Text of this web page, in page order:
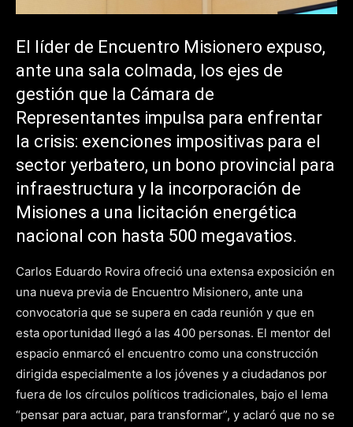
El líder de Encuentro Misionero expuso,
ante una sala colmada, los ejes de
gestión que la Cámara de
Representantes impulsa para enfrentar
la crisis: exenciones impositivas para el
sector yerbatero, un bono provincial para
infraestructura y la incorporación de
Misiones a una licitación energética
nacional con hasta 500 megavatios.
Carlos Eduardo Rovira ofreció una extensa exposición en
una nueva previa de Encuentro Misionero, ante una
convocatoria que se supera en cada reunión y que en
esta oportunidad llegó a las 400 personas. El mentor del
espacio enmarcó el encuentro como una construcción
dirigida especialmente a los jóvenes y a ciudadanos por
fuera de los círculos políticos tradicionales, bajo el lema
“pensar para actuar, para transformar”, y aclaró que no se